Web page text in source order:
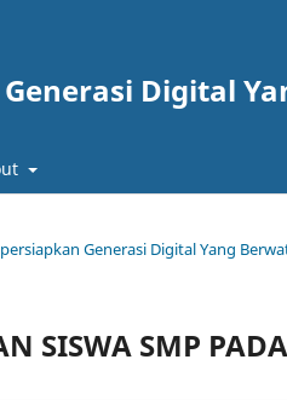
Digital
Generasi Digital Yang
SISWA SMP